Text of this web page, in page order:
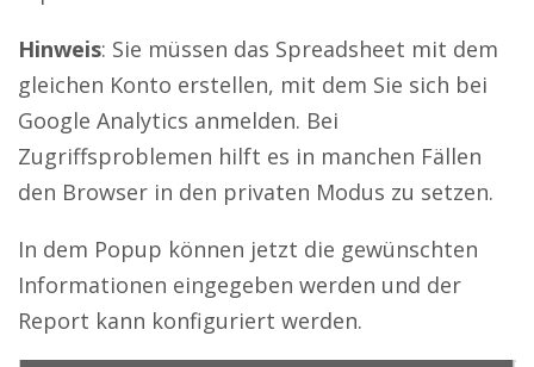
Hinweis: Sie müssen das Spreadsheet mit dem
gleichen Konto erstellen, mit dem Sie sich bei
Google Analytics anmelden. Bei
Zugriffsproblemen hilft es in manchen Fällen
den Browser in den privaten Modus zu setzen.
In dem Popup können jetzt die gewünschten
Informationen eingegeben werden und der
Report kann konfiguriert werden.